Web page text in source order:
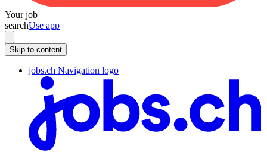
Your job
searchUse app
Skip to content
jobs.ch Navigation logo